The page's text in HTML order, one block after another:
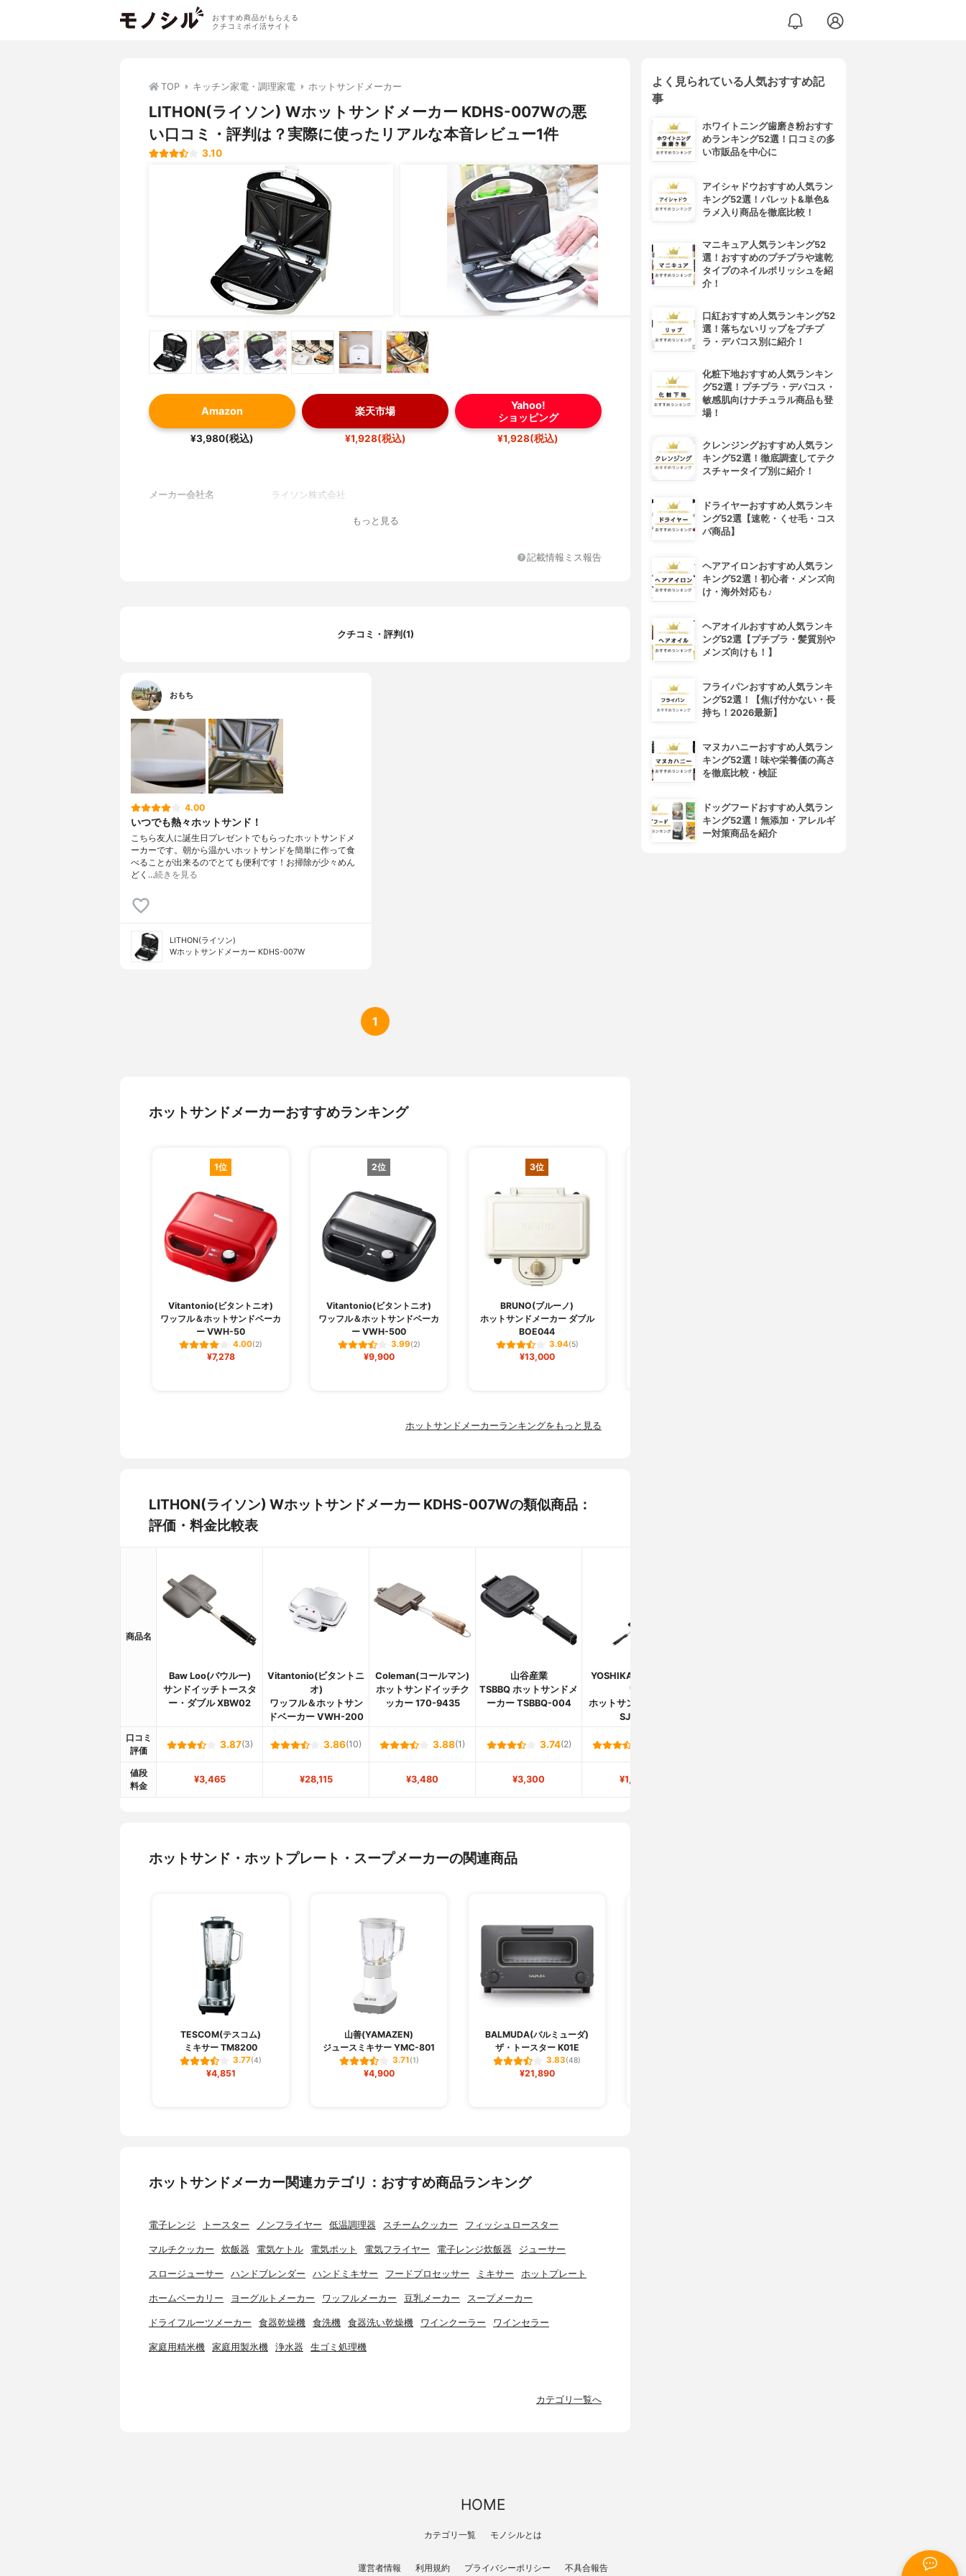
おすすめ商品がもらえる
クチコミポイ活サイト
TOP キッチン家電・調理家電 ホットサンドメーカー
LITHON(ライソン) Wホットサンドメーカー KDHS-007Wの悪
い口コミ・評判は？実際に使ったリアルな本音レビュー1件
3.10
Amazon
¥3,980(税込)
楽天市場
¥1,928(税込)
Yahoo!
ショッピング
¥1,928(税込)
メーカー会社名 ライソン株式会社
もっと見る
記載情報ミス報告
クチコミ・評判(1)
おもち
4.00
いつでも熱々ホットサンド！
こちら友人に誕生日プレゼントでもらったホットサンドメ
ーカーです。朝から温かいホットサンドを簡単に作って食
べることが出来るのでとても便利です！お掃除が少々めん
どく…続きを見る
LITHON(ライソン)
Wホットサンドメーカー KDHS-007W
1
ホットサンドメーカーおすすめランキング
1位
Vitantonio(ビタントニオ)
ワッフル＆ホットサンドベーカ
ー VWH-50
4.00(2)
¥7,278
2位
Vitantonio(ビタントニオ)
ワッフル＆ホットサンドベーカ
ー VWH-500
3.99(2)
¥9,900
3位
BRUNO(ブルーノ)
ホットサンドメーカー ダブル
BOE044
3.94(5)
¥13,000
ホットサンドメーカーランキングをもっと見る
LITHON(ライソン) Wホットサンドメーカー KDHS-007Wの類似商品：
評価・料金比較表
商品名
Baw Loo(バウルー)
サンドイッチトースタ
ー・ダブル XBW02
Vitantonio(ビタントニ
オ)
ワッフル＆ホットサン
ドベーカー VWH-200
Coleman(コールマン)
ホットサンドイッチク
ッカー 170-9435
山谷産業
TSBBQ ホットサンドメ
ーカー TSBBQ-004
YOSHIKAWA(ヨシカ
ワ)
ホットサンドメーカー
SJ1681
口コミ
評価
3.87(3) 3.86(10) 3.88(1) 3.74(2)
値段
料金
¥3,465 ¥28,115 ¥3,480 ¥3,300 ¥1,430
ホットサンド・ホットプレート・スープメーカーの関連商品
TESCOM(テスコム)
ミキサー TM8200
3.77(4)
¥4,851
山善(YAMAZEN)
ジュースミキサー YMC-801
3.71(1)
¥4,900
BALMUDA(バルミューダ)
ザ・トースター K01E
3.83(48)
¥21,890
ホットサンドメーカー関連カテゴリ：おすすめ商品ランキング
電子レンジ トースター ノンフライヤー 低温調理器 スチームクッカー フィッシュロースター
マルチクッカー 炊飯器 電気ケトル 電気ポット 電気フライヤー 電子レンジ炊飯器 ジューサー
スロージューサー ハンドブレンダー ハンドミキサー フードプロセッサー ミキサー ホットプレート
ホームベーカリー ヨーグルトメーカー ワッフルメーカー 豆乳メーカー スープメーカー
ドライフルーツメーカー 食器乾燥機 食洗機 食器洗い乾燥機 ワインクーラー ワインセラー
家庭用精米機 家庭用製氷機 浄水器 生ゴミ処理機
カテゴリ一覧へ
よく見られている人気おすすめ記
事
ホワイトニング歯磨き粉おすす
めランキング52選！口コミの多
い市販品を中心に
アイシャドウおすすめ人気ラン
キング52選！パレット&単色&
ラメ入り商品を徹底比較！
マニキュア人気ランキング52
選！おすすめのプチプラや速乾
タイプのネイルポリッシュを紹
介！
口紅おすすめ人気ランキング52
選！落ちないリップをプチプ
ラ・デパコス別に紹介！
化粧下地おすすめ人気ランキン
グ52選！プチプラ・デパコス・
敏感肌向けナチュラル商品も登
場！
クレンジングおすすめ人気ラン
キング52選！徹底調査してテク
スチャータイプ別に紹介！
ドライヤーおすすめ人気ランキ
ング52選【速乾・くせ毛・コス
パ商品】
ヘアアイロンおすすめ人気ラン
キング52選！初心者・メンズ向
け・海外対応も♪
ヘアオイルおすすめ人気ランキ
ング52選【プチプラ・髪質別や
メンズ向けも！】
フライパンおすすめ人気ランキ
ング52選！【焦げ付かない・長
持ち！2026最新】
マヌカハニーおすすめ人気ラン
キング52選！味や栄養価の高さ
を徹底比較・検証
ドッグフードおすすめ人気ラン
キング52選！無添加・アレルギ
ー対策商品を紹介
HOME
カテゴリ一覧 モノシルとは
運営者情報 利用規約 プライバシーポリシー 不具合報告